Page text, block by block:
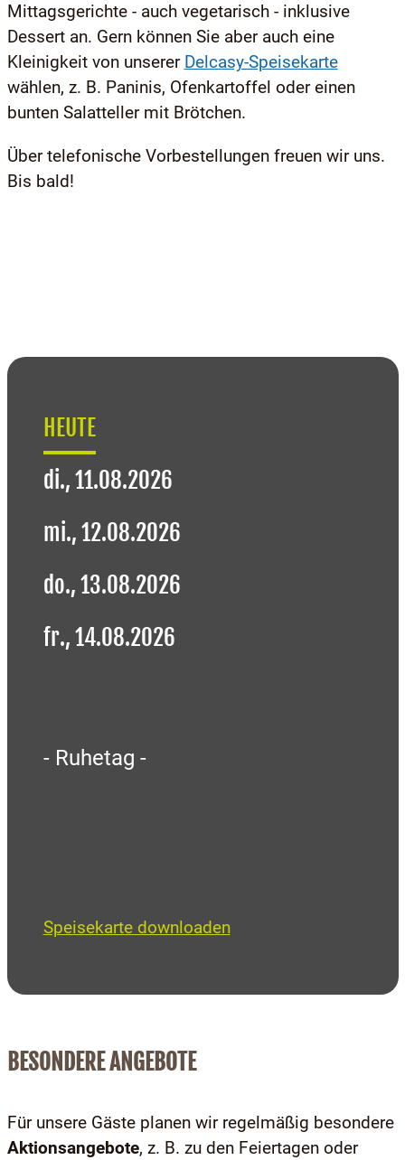
Mittagsgerichte - auch vegetarisch - inklusive
Dessert an. Gern können Sie aber auch eine
Kleinigkeit von unserer Delcasy-Speisekarte
wählen, z. B. Paninis, Ofenkartoffel oder einen
bunten Salatteller mit Brötchen.
Über telefonische Vorbestellungen freuen wir uns.
Bis bald!
HEUTE
di., 11.08.2026
mi., 12.08.2026
do., 13.08.2026
fr., 14.08.2026
- Ruhetag -
Speisekarte downloaden
BESONDERE ANGEBOTE
Für unsere Gäste planen wir regelmäßig besondere
Aktionsangebote, z. B. zu den Feiertagen oder